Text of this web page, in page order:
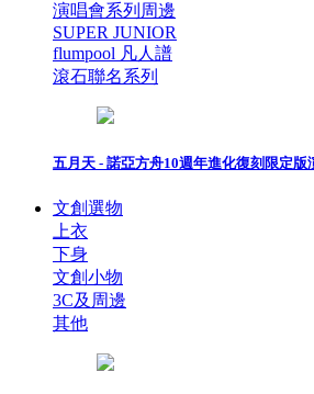
演唱會系列周邊
SUPER JUNIOR
flumpool 凡人譜
滾石聯名系列
五月天 - 諾亞方舟10週年進化復刻限定版
文創選物
上衣
下身
文創小物
3C及周邊
其他